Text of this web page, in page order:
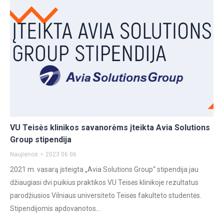
VU Teisės klinikos savanorėms įteikta Avia Solutions
Group stipendija
Naujienos 2023 06 06
2021 m. vasarą įsteigta „Avia Solutions Group“ stipendija jau
džiaugiasi dvi puikius praktikos VU Teisės klinikoje rezultatus
parodžiusios Vilniaus universiteto Teisės fakulteto studentės.
Stipendijomis apdovanotos…